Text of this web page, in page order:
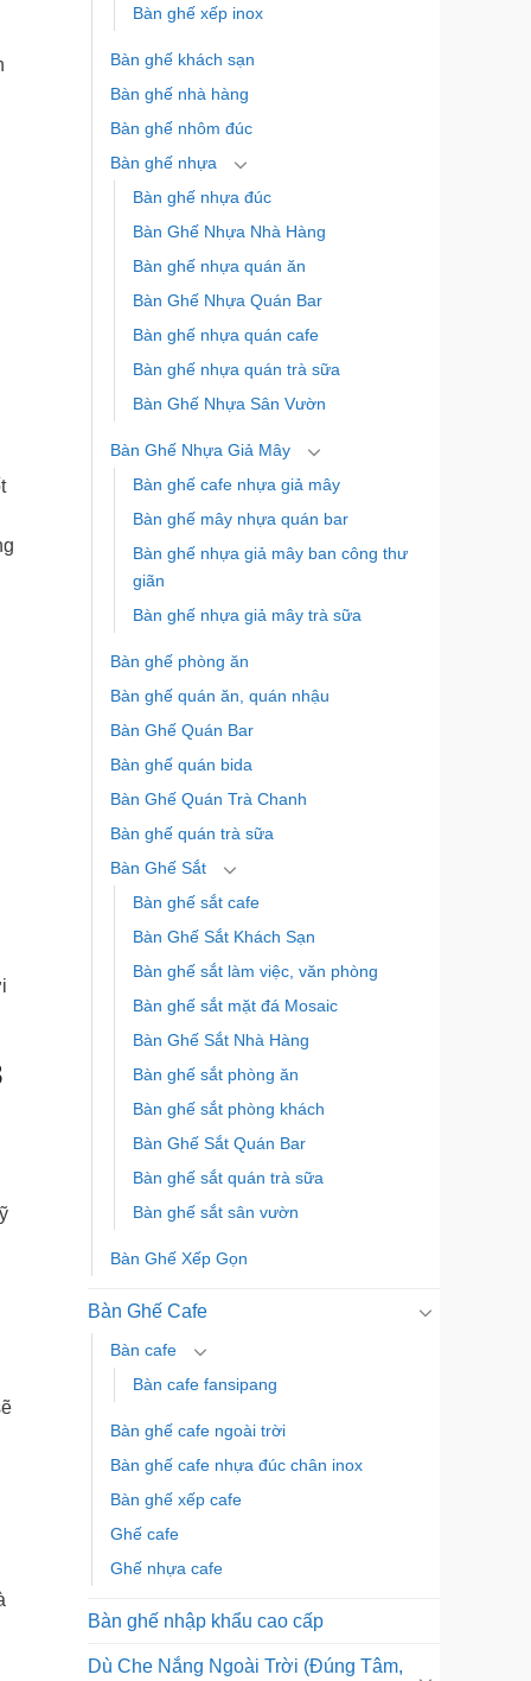
Bàn ghế xếp inox
Bàn ghế khách sạn
Bàn ghế nhà hàng
Bàn ghế nhôm đúc
Bàn ghế nhựa
Bàn ghế nhựa đúc
Bàn Ghế Nhựa Nhà Hàng
Bàn ghế nhựa quán ăn
Bàn Ghế Nhựa Quán Bar
Bàn ghế nhựa quán cafe
Bàn ghế nhựa quán trà sữa
Bàn Ghế Nhựa Sân Vườn
Bàn Ghế Nhựa Giả Mây
Bàn ghế cafe nhựa giả mây
Bàn ghế mây nhựa quán bar
Bàn ghế nhựa giả mây ban công thư
giãn
Bàn ghế nhựa giả mây trà sữa
Bàn ghế phòng ăn
Bàn ghế quán ăn, quán nhậu
Bàn Ghế Quán Bar
Bàn ghế quán bida
Bàn Ghế Quán Trà Chanh
Bàn ghế quán trà sữa
Bàn Ghế Sắt
Bàn ghế sắt cafe
Bàn Ghế Sắt Khách Sạn
Bàn ghế sắt làm việc, văn phòng
Bàn ghế sắt mặt đá Mosaic
Bàn Ghế Sắt Nhà Hàng
Bàn ghế sắt phòng ăn
Bàn ghế sắt phòng khách
Bàn Ghế Sắt Quán Bar
Bàn ghế sắt quán trà sữa
Bàn ghế sắt sân vườn
Bàn Ghế Xếp Gọn
Bàn Ghế Cafe
Bàn cafe
Bàn cafe fansipang
Bàn ghế cafe ngoài trời
Bàn ghế cafe nhựa đúc chân inox
Bàn ghế xếp cafe
Ghế cafe
Ghế nhựa cafe
Bàn ghế nhập khẩu cao cấp
Dù Che Nắng Ngoài Trời (Đúng Tâm,